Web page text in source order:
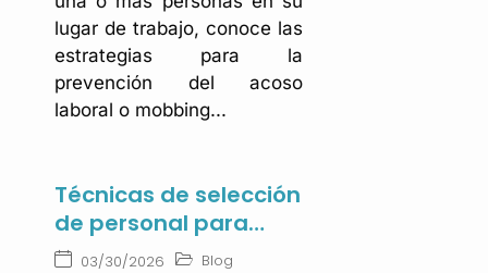
lugar de trabajo, conoce las
estrategias para la
prevención del acoso
laboral o mobbing...
Técnicas de selección
de personal para
encontrar al talento
03/30/2026 Blog